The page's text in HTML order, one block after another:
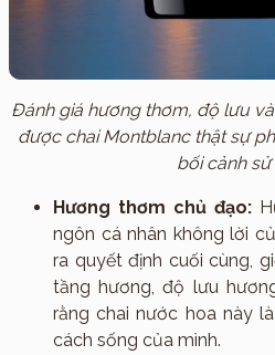
Đánh giá hương thơm, độ lưu
được chai Montblanc thật sự
bối cảnh
Hương thơm chủ đạo:
ngôn cá nhân không lời
ra quyết định cuối cùng,
tầng hương, độ lưu
rằng chai nước hoa này
cách sống của mình.